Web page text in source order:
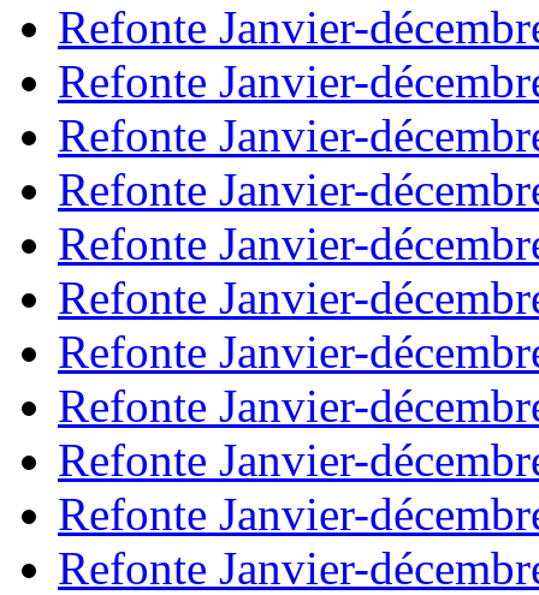
Refonte Janvier-
Refonte Janvier-
Refonte Janvier-
Refonte Janvier-
Refonte Janvier-
Refonte Janvier-
Refonte Janvier-
Refonte Janvier-
Refonte Janvier-
Refonte Janvier-
Refonte Janvier-